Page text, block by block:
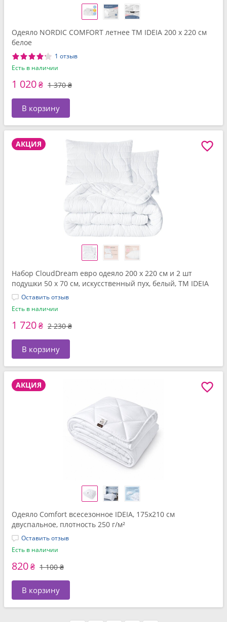
Одеяло NORDIC COMFORT летнее ТМ IDEIA 200 x 220 см
белое
1 отзыв
Есть в наличии
1 020₴ 1 370 ₴
В корзину
АКЦИЯ
Набор CloudDream евро одеяло 200 x 220 см и 2 шт
подушки 50 x 70 см, искусственный пух, белый, ТМ IDEIA
Оставить отзыв
Есть в наличии
1 720₴ 2 230 ₴
В корзину
АКЦИЯ
Одеяло Comfort всесезонное IDEIA, 175x210 см
двуспальное, плотность 250 г/м²
Оставить отзыв
Есть в наличии
820₴ 1 100 ₴
В корзину